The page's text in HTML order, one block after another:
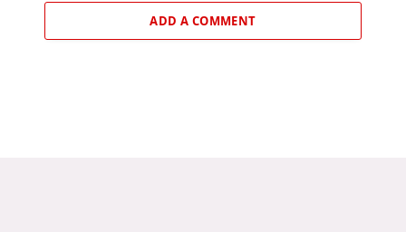
ADD A COMMENT